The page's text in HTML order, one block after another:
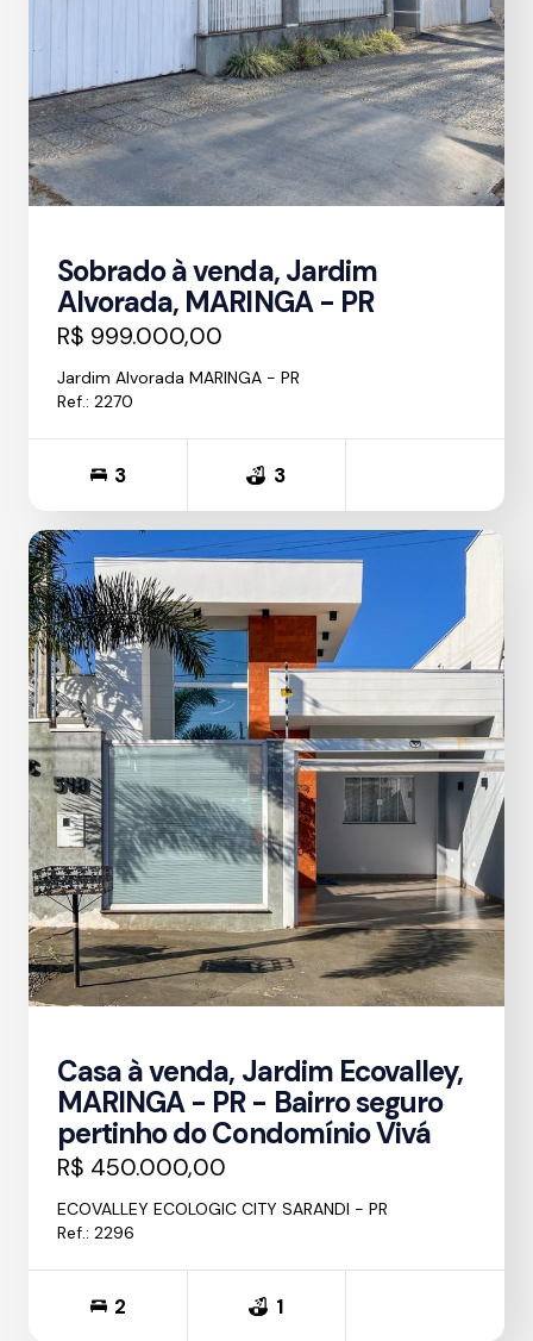
Sobrado à venda, Jardim
Alvorada, MARINGA - PR
R$ 999.000,00
Jardim Alvorada MARINGA - PR
Ref.: 2270
3 3
Casa à venda, Jardim Ecovalley,
MARINGA - PR - Bairro seguro
pertinho do Condomínio Vivá
R$ 450.000,00
ECOVALLEY ECOLOGIC CITY SARANDI - PR
Ref.: 2296
2 1